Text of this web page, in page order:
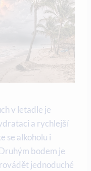
v letadle je
a rychlejší
se alkoholu i
bodem je
jednoduché